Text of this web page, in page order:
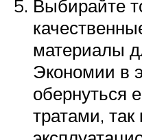
Выбирайте
материалы
Экономии в
обернуться
тратами, так